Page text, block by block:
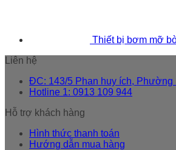
Thiết bị bơm mỡ
Liên hệ
ĐC: 143/5 Phan huy ích, Phường
Hotline 1: 0913 109 944
Hỗ trợ khách hàng
Hình thức thanh toán
Hướng dẫn mua hàng